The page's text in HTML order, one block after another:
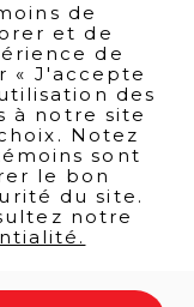
de
et de
de
« J'accepte
des
à notre site
Notez
sont
le bon
du site.
notre